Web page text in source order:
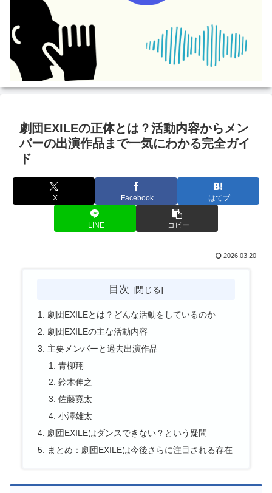
劇団EXILEの正体とは？活動内容からメン
バーの出演作品まで一気にわかる完全ガイ
ド
X Facebook はてブ
LINE コピー
2026.03.20
目次
劇団EXILEとは？どんな活動をしているのか
劇団EXILEの主な活動内容
主要メンバーと過去出演作品
青柳翔
鈴木伸之
佐藤寛太
小澤雄太
劇団EXILEはダンスできない？という疑問
まとめ：劇団EXILEは今後さらに注目される存在